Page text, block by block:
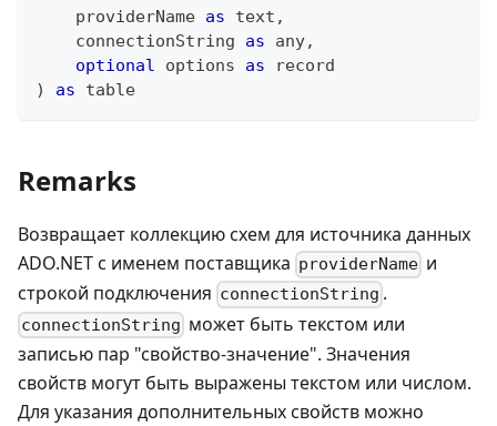
    providerName
as text ,
    connectionString
as any,
optional options as
record
)
as table
Remarks
Возвращает коллекцию схем для источника данных
ADO.NET с именем поставщика providerName и
строкой подключения connectionString .
connectionString может быть текстом или
записью пар "свойство-значение". Значения
свойств могут быть выражены текстом или числом.
Для указания дополнительных свойств можно